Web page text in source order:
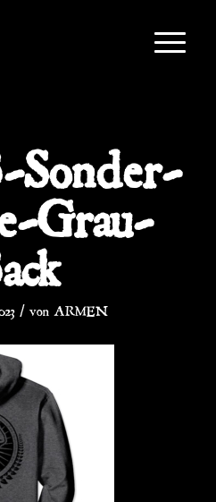
Grau-
/ ARMEN